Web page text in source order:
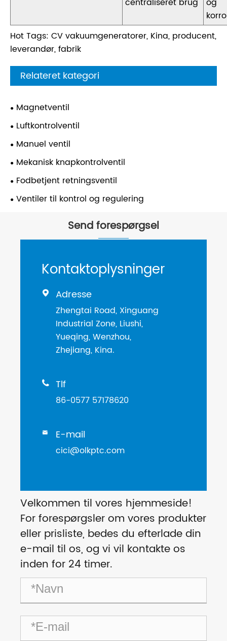
Hot Tags: CV vakuumgeneratorer, Kina, producent,
leverandør, fabrik
Relateret kategori
Magnetventil
Luftkontrolventil
Manuel ventil
Mekanisk knapkontrolventil
Fodbetjent retningsventil
Ventiler til kontrol og regulering
Send forespørgsel
Kontaktoplysninger
 Adresse
Zhengtai Road, Xinguang
Industrial Zone, Liushi,
Yueqing, Wenzhou,
Zhejiang, Kina.
 Tlf
86-0577 57178620
 E-mail
cici@olkptc.com
Velkommen til vores hjemmeside!
For forespørgsler om vores produkter
eller prisliste, bedes du efterlade din
e-mail til os, og vi vil kontakte os
inden for 24 timer.